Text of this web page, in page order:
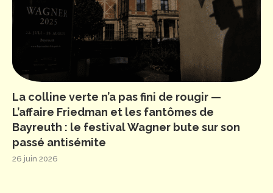
La colline verte n’a pas fini de rougir —
L’affaire Friedman et les fantômes de
Bayreuth : le festival Wagner bute sur son
passé antisémite
26 juin 2026